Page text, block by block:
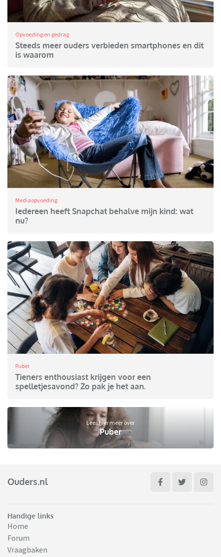
Opvoeding en gedrag
Steeds meer ouders verbieden smartphones en dit
is waarom
Mediaopvoeding
Iedereen heeft Snapchat behalve mijn kind: wat
nu?
Puber
Tieners enthousiast krijgen voor een
spelletjesavond? Zo pak je het aan.
Lees hier meer over
Puber
Ouders.nl
Handige links
Home
Forum
Vraagbaken